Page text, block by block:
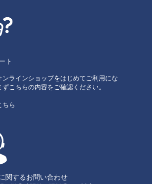
ト
ンラインショップをはじめてご利用にな
こちらの内容をご確認ください。
ちら
関するお問い合わせ